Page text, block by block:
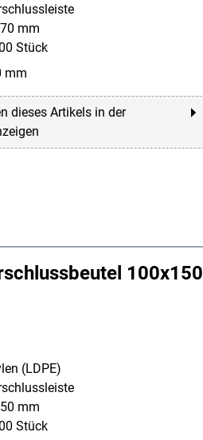
mm
Stück
mm
dieses Artikels in der
100x150
(LDPE)
mm
Stück